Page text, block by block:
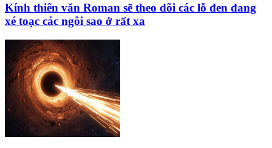
Kính thiên văn Roman sẽ theo dõi các lỗ đen đang
xé toạc các ngôi sao ở rất xa